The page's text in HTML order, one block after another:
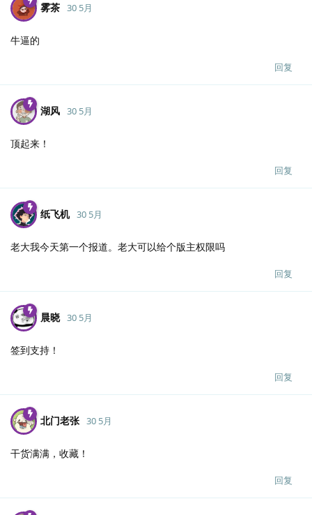
雾茶 30 5月
牛逼的
回复
湖风 30 5月
顶起来！
回复
纸飞机 30 5月
老大我今天第一个报道。老大可以给个版主权限吗
回复
晨晓 30 5月
签到支持！
回复
北门老张 30 5月
干货满满，收藏！
回复